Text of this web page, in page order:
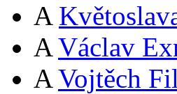
A
A Václav
A Vojtěch